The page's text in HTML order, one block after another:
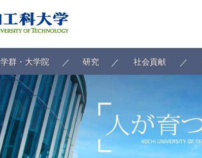
学群・大学院 研究 社会貢献